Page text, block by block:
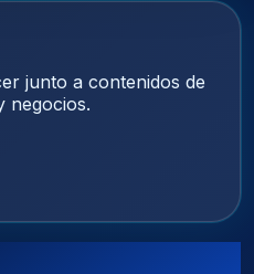
junto a contenidos de
negocios.